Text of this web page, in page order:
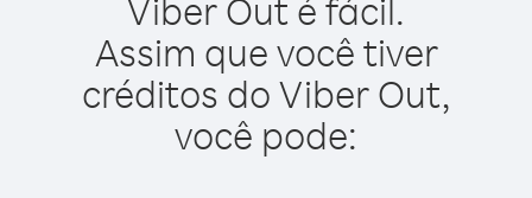
Viber Out é fácil.
Assim que você tiver
créditos do Viber Out,
você pode: